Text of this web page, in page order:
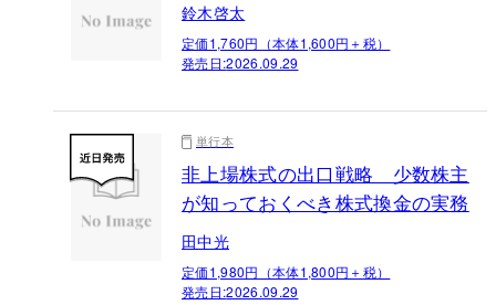
鈴木啓太
定価1,760円（本体1,600円＋税）
発売日:2026.09.29
単行本
非上場株式の出口戦略 少数株主
が知っておくべき株式換金の実務
田中光
定価1,980円（本体1,800円＋税）
発売日:2026.09.29